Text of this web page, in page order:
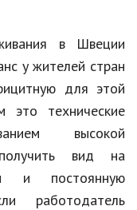
в Швеции
у жителей стран
для этой
это технические
высокой
вид на
и постоянную
работодатель